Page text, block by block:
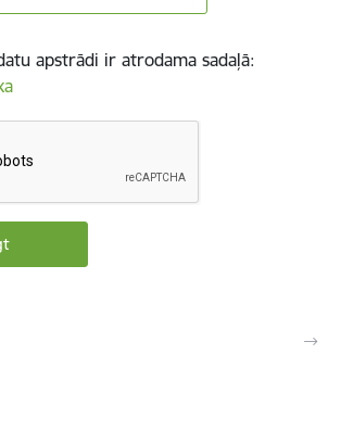
apstrādi ir atrodama sadaļā: